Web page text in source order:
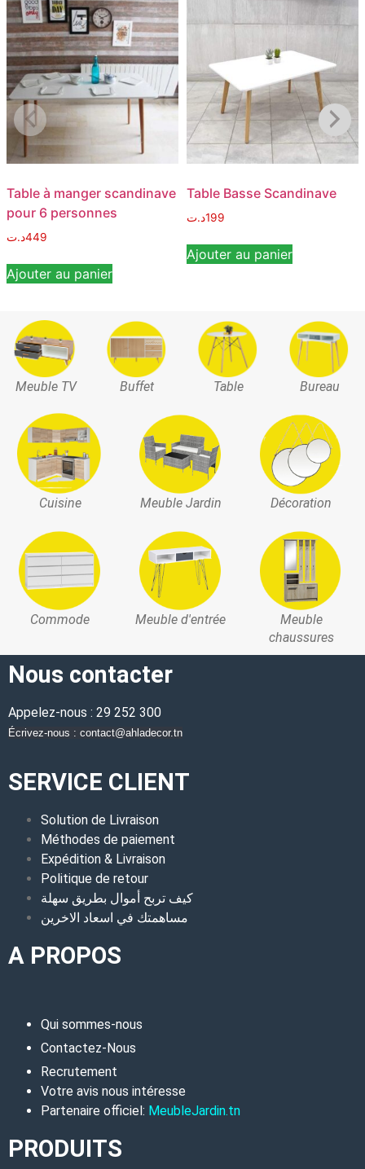
Table à manger scandinave
pour 6 personnes
449د.ت
Ajouter au panier
Table Basse Scandinave
199د.ت
Ajouter au panier
Meuble TV Buffet Table Bureau
Cuisine Meuble Jardin Décoration
Commode Meuble d'entrée
Meuble
chaussures
Nous contacter
Appelez-nous : 29 252 300
Écrivez-nous : contact@ahladecor.tn
SERVICE CLIENT
Solution de Livraison
Méthodes de paiement
Expédition & Livraison
Politique de retour
كيف تربح أموال بطريق سهلة
مساهمتك في اسعاد الاخرين
A PROPOS
Qui sommes-nous
Contactez-Nous
Recrutement
Votre avis nous intéresse
Partenaire officiel: MeubleJardin.tn
PRODUITS